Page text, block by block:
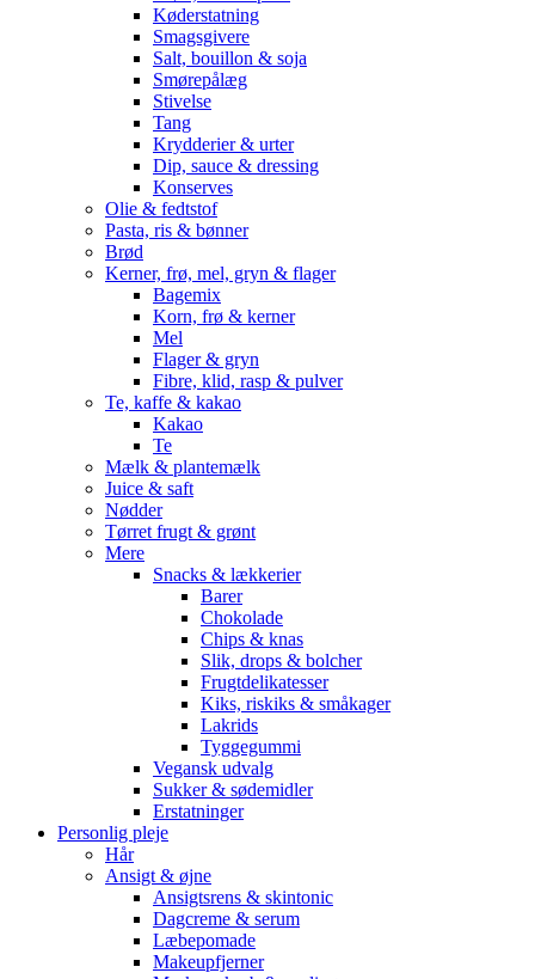
Køderstatning
Smagsgivere
Salt, bouillon & soja
Smørepålæg
Stivelse
Tang
Krydderier & urter
Dip, sauce & dressing
Konserves
Olie & fedtstof
Pasta, ris & bønner
Brød
Kerner, frø, mel, gryn & flager
Bagemix
Korn, frø & kerner
Mel
Flager & gryn
Fibre, klid, rasp & pulver
Te, kaffe & kakao
Kakao
Te
Mælk & plantemælk
Juice & saft
Nødder
Tørret frugt & grønt
Mere
Snacks & lækkerier
Barer
Chokolade
Chips & knas
Slik, drops & bolcher
Frugtdelikatesser
Kiks, riskiks & småkager
Lakrids
Tyggegummi
Vegansk udvalg
Sukker & sødemidler
Erstatninger
Personlig pleje
Hår
Ansigt & øjne
Ansigtsrens & skintonic
Dagcreme & serum
Læbepomade
Makeupfjerner